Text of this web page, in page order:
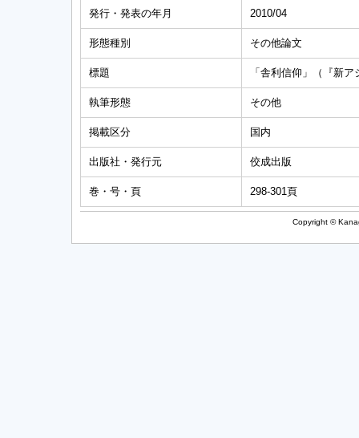
発行・発表の年月 2010/04
形態種別 その他論文
標題 「舎利信仰」（『新
執筆形態 その他
掲載区分 国内
出版社・発行元 佼成出版
巻・号・頁 298-301頁
Copyright ©